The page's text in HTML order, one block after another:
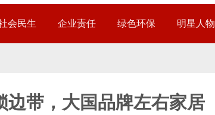
会民生 企业责任 绿色环保 明星人物
边带，大国品牌左右家居